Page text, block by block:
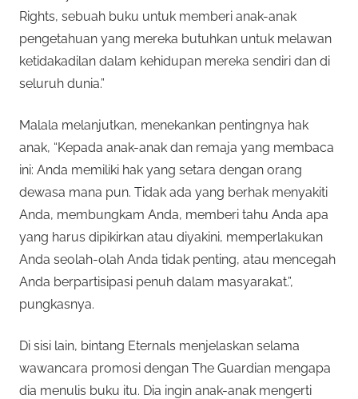
Rights, sebuah buku untuk memberi anak-anak
pengetahuan yang mereka butuhkan untuk melawan
ketidakadilan dalam kehidupan mereka sendiri dan di
seluruh dunia.”
Malala melanjutkan, menekankan pentingnya hak
anak, “Kepada anak-anak dan remaja yang membaca
ini: Anda memiliki hak yang setara dengan orang
dewasa mana pun. Tidak ada yang berhak menyakiti
Anda, membungkam Anda, memberi tahu Anda apa
yang harus dipikirkan atau diyakini, memperlakukan
Anda seolah-olah Anda tidak penting, atau mencegah
Anda berpartisipasi penuh dalam masyarakat.”,
pungkasnya.
Di sisi lain, bintang Eternals menjelaskan selama
wawancara promosi dengan The Guardian mengapa
dia menulis buku itu. Dia ingin anak-anak mengerti